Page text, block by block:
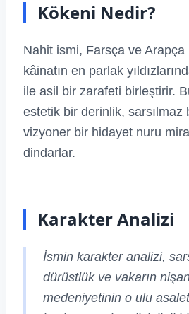
Kökeni Nedir?
Nahit ismi, Farsça ve Arapça
kâinatın en parlak
ile asil bir zarafeti birleştirir.
estetik bir derinlik, sarsılmaz
vizyoner bir hidayet nuru
dindarlar.
Karakter Analizi
İsmin karakter analizi,
dürüstlük ve vakarın
medeniyetinin o ulu